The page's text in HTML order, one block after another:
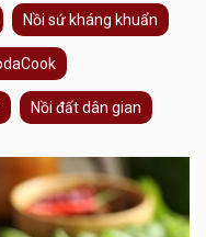
Nồi sứ kháng khuẩn
Nồi đất dân gian